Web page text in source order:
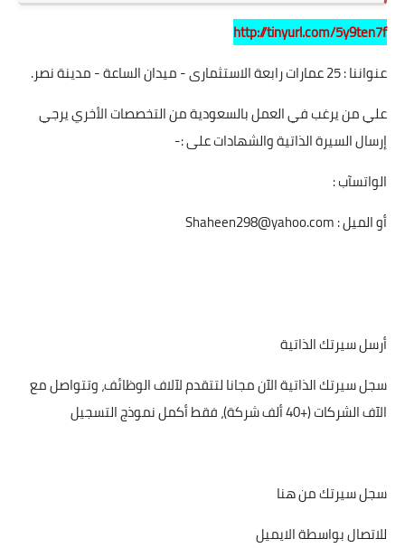
http://tinyurl.com/5y9ten7f
عنواننا : 25 عمارات رابعة الاستثمارى - ميدان الساعة - مدينة نصر.
علي من يرغب في العمل بالسعودية من التخصصات الأخري يرجي
إرسال السيرة الذاتية والشهادات على :-
الواتسآب :
أو الميل :Shaheen298@yahoo.com
أرسل سيرتك الذاتية
سجل سيرتك الذاتية الآن مجانا لتتقدم لآلاف الوظائف، وتتواصل مع
الآف الشركات (+40 ألف شركة)، فقط أكمل نموذج التسجيل
سجل سيرتك من هنا
للاتصال بواسطة الايميل